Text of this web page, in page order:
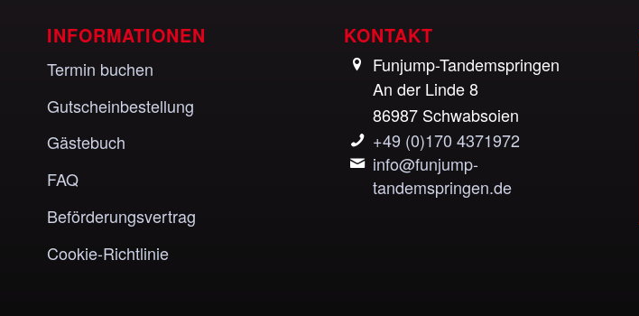
INFORMATIONEN
Termin buchen
Gutscheinbestellung
Gästebuch
FAQ
Beförderungsvertrag
Cookie-Richtlinie
KONTAKT
Funjump-Tandemspringen
An der Linde 8
86987 Schwabsoien
+49 (0)170 4371972
info@funjump-
tandemspringen.de